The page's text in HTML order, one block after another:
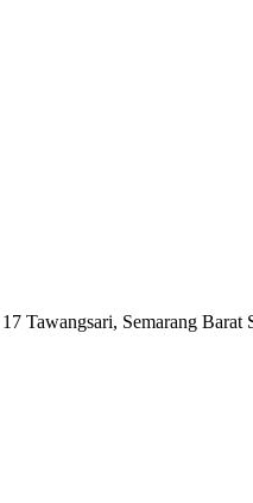
Tawangsari, Semarang Barat